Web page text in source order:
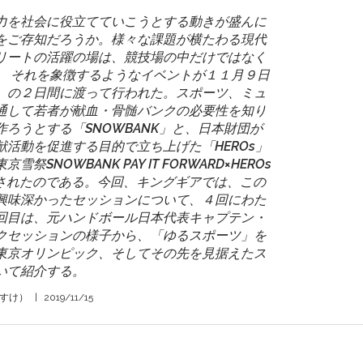
を社会に役立てていこうとする動きが盛んに
ご存知だろうか。様々な課題が横たわる現代
ートの活躍の場は、競技場の中だけではなく
それを象徴するようなイベントが１１月９日
の２日間に渡って行われた。スポーツ、ミュ
して若者が献血・骨髄バンクの必要性を知り
ろうとする「SNOWBANK」と、日本財団が
動を促進する目的で立ち上げた「HEROs」
雪祭SNOWBANK PAY IT FORWARD×HEROs
れたのである。今回、キングギアでは、この
味深かったセッションについて、４回にわた
目は、元ハンドボール日本代表キャプテン・
セッションの様子から、「ゆるスポーツ」を
京オリンピック、そしてその先を見据えたス
紹介する。
け） 2019/11/15